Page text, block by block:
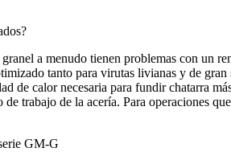
a menudo tienen problemas con un
tanto para virutas livianas y de
calor necesaria para fundir chatarra
trabajo de la acería. Para operaciones
GM‑G